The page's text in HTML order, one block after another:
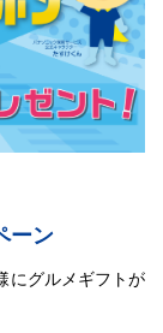
ーン
にグルメギフトが